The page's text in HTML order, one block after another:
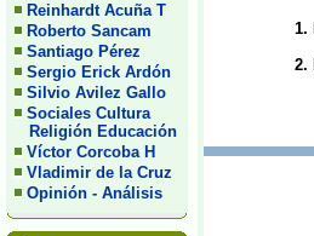
Reinhardt Acuña T
Roberto Sancam
Santiago Pérez
Sergio Erick Ardón
Silvio Avilez Gallo
Sociales Cultura
Religión Educación
Víctor Corcoba H
Vladimir de la Cruz
Opinión - Análisis